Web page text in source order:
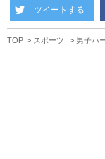
ツイートする
TOP スポーツ 男子ハ